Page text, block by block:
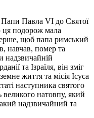
Павла VI до Святої
ця подорож мала
щоб папа римський
навчав, помер та
надзвичайній
та Ізраїля, він зміг
життя та місія Ісуса
наступника святого
великого натовпу, який
надзвичайний та